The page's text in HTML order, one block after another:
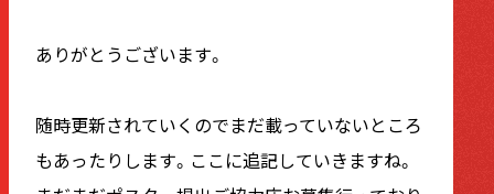
ありがとうございます。
随時更新されていくのでまだ載っていないところ
もあったりします。ここに追記していきますね。